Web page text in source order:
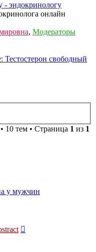
- эндокринологу
онлайн
, Модераторы
Тестостерон свободный
• 10 тем • Страница 1 из 1
у мужчин